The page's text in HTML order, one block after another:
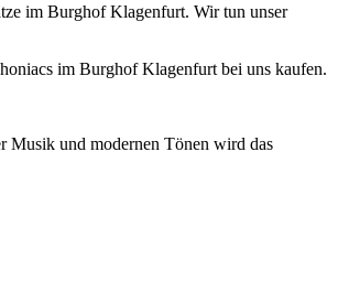
im Burghof Klagenfurt. Wir tun unser
im Burghof Klagenfurt bei uns kaufen.
Musik und modernen Tönen wird das